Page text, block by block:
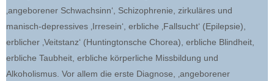
‚angeborener Schwachsinn‘, Schizophrenie, zirkuläres und
manisch-depressives ‚Irresein‘, erbliche ‚Fallsucht‘ (Epilepsie),
erblicher ‚Veitstanz‘ (Huntingtonsche Chorea), erbliche Blindheit,
erbliche Taubheit, erbliche körperliche Missbildung und
Alkoholismus. Vor allem die erste Diagnose, ‚angeborener